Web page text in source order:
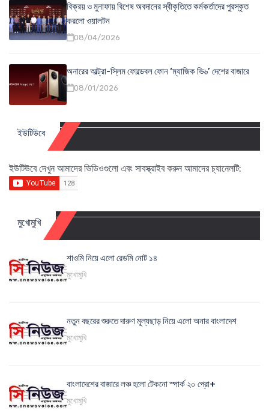
বিক্রয় ও মুনাফায় বিশেষ অবদানের স্বীকৃতিতে কর্মকর্তাদের পুরস্কৃত
করলো ওয়ালটন
08/04/2026
অনারের আল্ট্রা-স্লিম ফোল্ডেবল ফোন ‘ম্যাজিক ভি৬’ দেশের বাজারে
08/01/2026
ইউটিউবে
ইউটিউবে দেখুন আমাদের ভিডিওগুলো এবং সাবস্ক্রাইব করুন আমাদের চ্যানেলটি:
মুখোমুখি
শাওমি নিয়ে এলো রেডমি নোট ১৪
মুখোমুখি
নতুন বছরের শুরুতে দারুণ মূল্যছাড় নিয়ে এলো অনার বাংলাদেশ
মুখোমুখি
বাংলাদেশের বাজারে লঞ্চ হলো টেকনো স্পার্ক ২০ প্রো+
মুখোমুখি